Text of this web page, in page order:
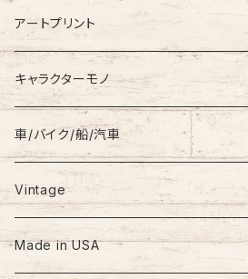
Levi’s
アートプリント
キャラクターモノ
車/バイク/船/汽車
Vintage
60s-70s
Made in USA